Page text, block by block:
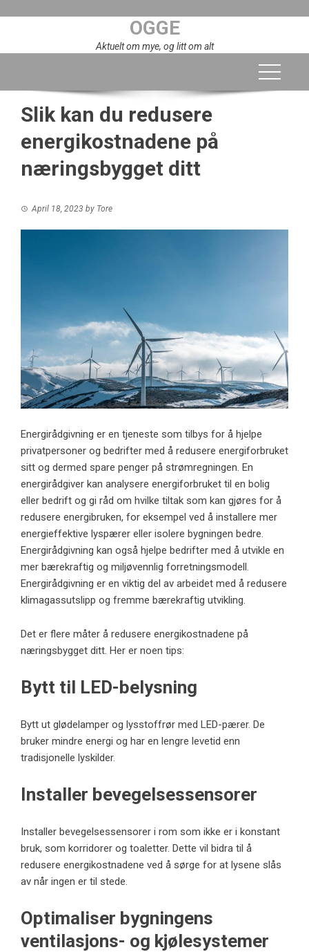
OGGE
Aktuelt om mye, og litt om alt
Slik kan du redusere
energikostnadene på
næringsbygget ditt
April 18, 2023 by Tore
Energirådgivning er en tjeneste som tilbys for å hjelpe
privatpersoner og bedrifter med å redusere energiforbruket
sitt og dermed spare penger på strømregningen. En
energirådgiver kan analysere energiforbruket til en bolig
eller bedrift og gi råd om hvilke tiltak som kan gjøres for å
redusere energibruken, for eksempel ved å installere mer
energieffektive lyspærer eller isolere bygningen bedre.
Energirådgivning kan også hjelpe bedrifter med å utvikle en
mer bærekraftig og miljøvennlig forretningsmodell.
Energirådgivning er en viktig del av arbeidet med å redusere
klimagassutslipp og fremme bærekraftig utvikling.
Det er flere måter å redusere energikostnadene på
næringsbygget ditt. Her er noen tips:
Bytt til LED-belysning
Bytt ut glødelamper og lysstoffrør med LED-pærer. De
bruker mindre energi og har en lengre levetid enn
tradisjonelle lyskilder.
Installer bevegelsessensorer
Installer bevegelsessensorer i rom som ikke er i konstant
bruk, som korridorer og toaletter. Dette vil bidra til å
redusere energikostnadene ved å sørge for at lysene slås
av når ingen er til stede.
Optimaliser bygningens
ventilasjons- og kjølesystemer